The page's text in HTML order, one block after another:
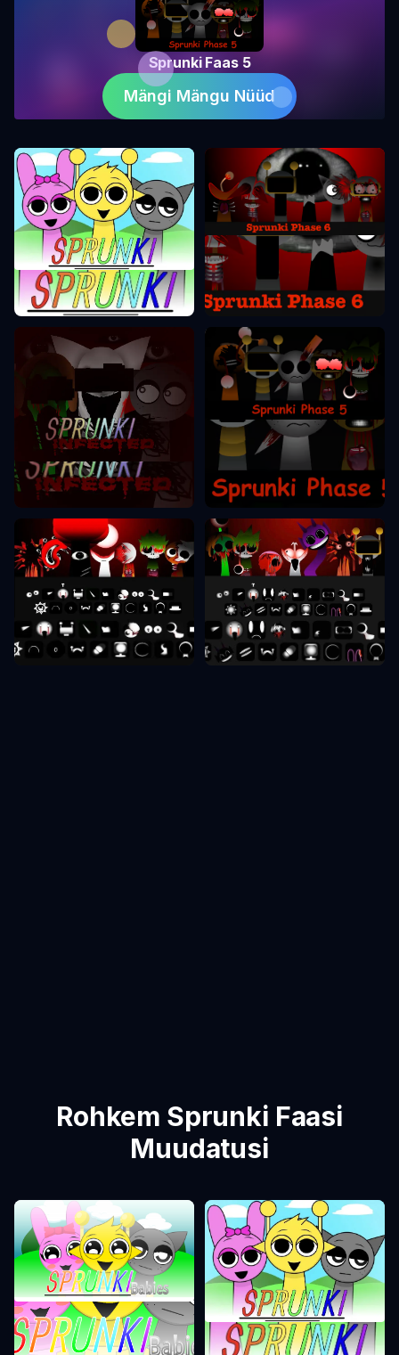
Sprunki Faas 5
Mängi Mängu Nüüd
Sprunki Faas
Sprunki Faas 6
Sprunki Faas 2
Sprunki Faas 5
Sprunki Faas 8 Sprunki Faas 10
Rohkem Sprunki Faasi
Muudatusi
Sprunki Faas 0
Sprunki Faas 1